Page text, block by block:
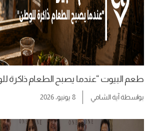
طعم البيوت “عندما يصبح الطعام ذاكرة
بواسطةآية الشامي 8 يونيو، 2026